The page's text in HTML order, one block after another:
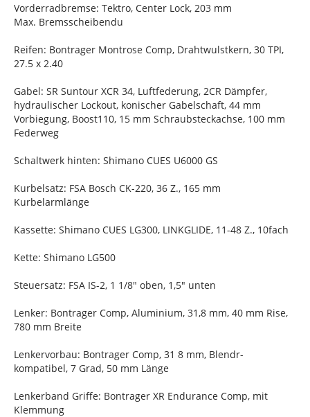
Vorderradbremse: Tektro, Center Lock, 203 mm
Max. Bremsscheibendu
Reifen: Bontrager Montrose Comp, Drahtwulstkern, 30 TPI,
27.5 x 2.40
Gabel: SR Suntour XCR 34, Luftfederung, 2CR Dämpfer,
hydraulischer Lockout, konischer Gabelschaft, 44 mm
Vorbiegung, Boost110, 15 mm Schraubsteckachse, 100 mm
Federweg
Schaltwerk hinten: Shimano CUES U6000 GS
Kurbelsatz: FSA Bosch CK-220, 36 Z., 165 mm
Kurbelarmlänge
Kassette: Shimano CUES LG300, LINKGLIDE, 11-48 Z., 10fach
Kette: Shimano LG500
Steuersatz: FSA IS-2, 1 1/8" oben, 1,5" unten
Lenker: Bontrager Comp, Aluminium, 31,8 mm, 40 mm Rise,
780 mm Breite
Lenkervorbau: Bontrager Comp, 31 8 mm, Blendr-
kompatibel, 7 Grad, 50 mm Länge
Lenkerband Griffe: Bontrager XR Endurance Comp, mit
Klemmung